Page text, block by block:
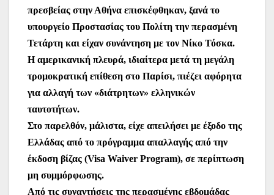
πρεσβείας στην Αθήνα επισκέφθηκαν, ξανά το
υπουργείο Προστασίας του Πολίτη την περασμένη
Τετάρτη και είχαν συνάντηση με τον Νίκο Τόσκα.
Η αμερικανική πλευρά, ιδιαίτερα μετά τη μεγάλη
τρομοκρατική επίθεση στο Παρίσι, πιέζει αφόρητα
για αλλαγή των «διάτρητων» ελληνικών
ταυτοτήτων.
Στο παρελθόν, μάλιστα, είχε απειλήσει με έξοδο της
Ελλάδας από το πρόγραμμα απαλλαγής από την
έκδοση βίζας (Visa Waiver Program), σε περίπτωση
μη συμμόρφωσης.
Από τις συναντήσεις της περασμένης εβδομάδας